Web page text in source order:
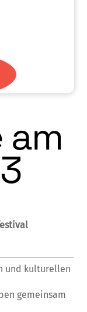
und kulturellen
gemeinsam